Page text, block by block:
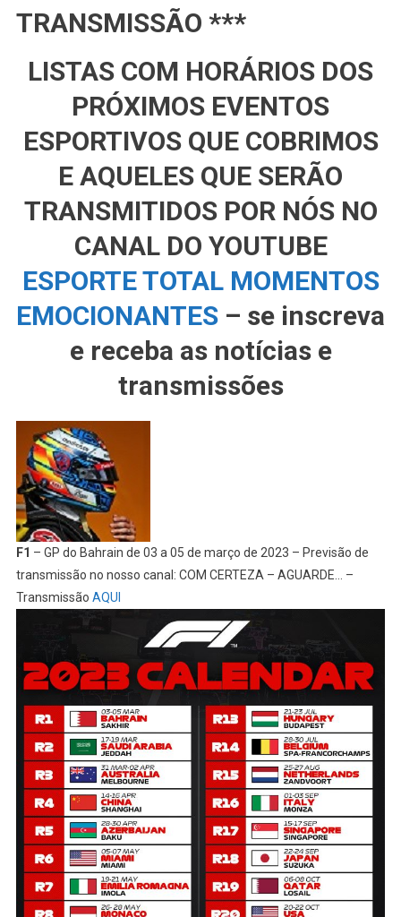
TRANSMISSÃO ***
LISTAS COM HORÁRIOS DOS
PRÓXIMOS EVENTOS
ESPORTIVOS QUE COBRIMOS
E AQUELES QUE SERÃO
TRANSMITIDOS POR NÓS NO
CANAL DO YOUTUBE
ESPORTE TOTAL MOMENTOS
EMOCIONANTES – se inscreva
e receba as notícias e
transmissões
F1 – GP do Bahrain de 03 a 05 de março de 2023 – Previsão de
transmissão no nosso canal: COM CERTEZA – AGUARDE… –
Transmissão AQUI